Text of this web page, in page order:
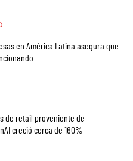
en América Latina asegura que
de retail proveniente de
creció cerca de 160%